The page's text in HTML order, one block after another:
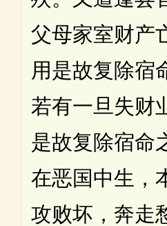
父母家室财产
用是故复除宿
若有一旦失财
是故复除宿命
在恶国中生，
攻败坏，奔走